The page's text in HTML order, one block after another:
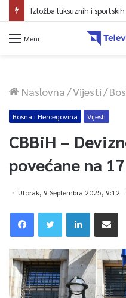
Izložba luksuznih i
Meni
Naslovna/Vijesti/
Bosna i Hercegovina Vijesti
CBBiH –
povećane na
Utorak, 9 Septembra 2025, 9:12